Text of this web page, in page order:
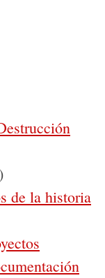
de la historia